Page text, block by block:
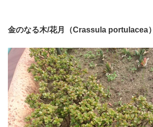
金のなる木/花月（Crassula portulacea）